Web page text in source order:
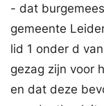
- dat
gemeente
lid 1 onder d
gezag zijn voor
en dat deze